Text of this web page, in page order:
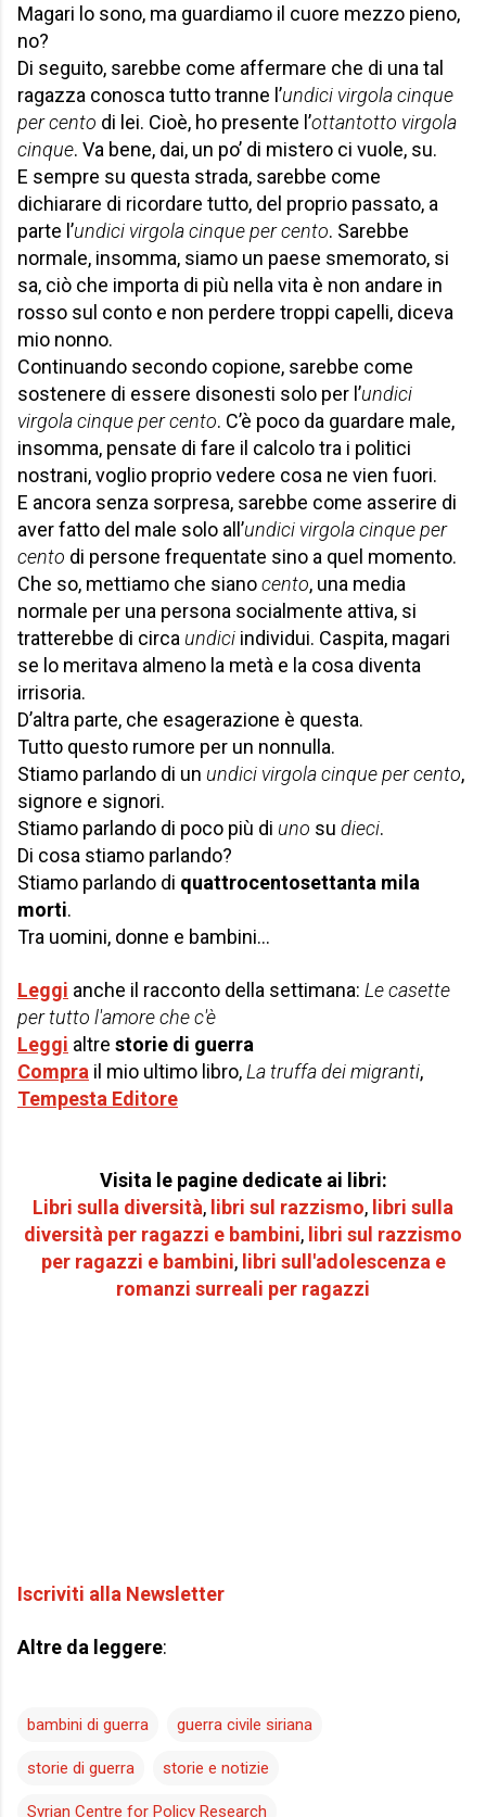
Magari lo sono, ma guardiamo il cuore mezzo pieno,
no?
Di seguito, sarebbe come affermare che di una tal
ragazza conosca tutto tranne l’undici virgola cinque
per cento di lei. Cioè, ho presente l’ottantotto virgola
cinque. Va bene, dai, un po’ di mistero ci vuole, su.
E sempre su questa strada, sarebbe come
dichiarare di ricordare tutto, del proprio passato, a
parte l’undici virgola cinque per cento. Sarebbe
normale, insomma, siamo un paese smemorato, si
sa, ciò che importa di più nella vita è non andare in
rosso sul conto e non perdere troppi capelli, diceva
mio nonno.
Continuando secondo copione, sarebbe come
sostenere di essere disonesti solo per l’undici
virgola cinque per cento. C’è poco da guardare male,
insomma, pensate di fare il calcolo tra i politici
nostrani, voglio proprio vedere cosa ne vien fuori.
E ancora senza sorpresa, sarebbe come asserire di
aver fatto del male solo all’undici virgola cinque per
cento di persone frequentate sino a quel momento.
Che so, mettiamo che sianocento, una media
normale per una persona socialmente attiva, si
tratterebbe di circa undici individui. Caspita, magari
se lo meritava almeno la metà e la cosa diventa
irrisoria.
D’altra parte, che esagerazione è questa.
Tutto questo rumore per un nonnulla.
Stiamo parlando di un undici virgola cinque per cento,
signore e signori.
Stiamo parlando di poco più di uno su dieci.
Di cosa stiamo parlando?
Stiamo parlando di quattrocentosettanta mila
morti.
Tra uomini, donne e bambini…
Leggi anche il racconto della settimana: Le casette
per tutto l'amore che c'è
Leggi altre storie di guerra
Compra il mio ultimo libro,La truffa dei migranti,
Tempesta Editore
Visita le pagine dedicate ai libri:
Libri sulla diversità, libri sul razzismo, libri sulla
diversità per ragazzi e bambini, libri sul razzismo
per ragazzi e bambini, libri sull'adolescenza e
romanzi surreali per ragazzi
Iscriviti alla Newsletter
Altre da leggere:
bambini di guerra guerra civile siriana
storie di guerra storie e notizie
Syrian Centre for Policy Research